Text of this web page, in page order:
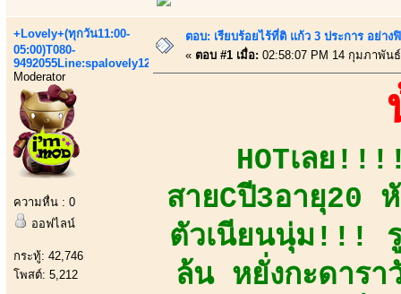
+Lovely+(ทุกวัน11:00-
05:00)T080-
9492055Line:spalovely123
Moderator
ความหื่น : 0
ออฟไลน์
กระทู้: 42,746
โพสต์: 5,212
ตอบ: เรียบร้อยไร้ที่ติ แก้ว 3 ประการ อย่า
« ตอบ #1 เมื่อ: 02:58:07 PM 14 กุมภาพัน
HOTเลย
สายCปี3อายุ20
ตัวเนียนนุ่ม!!! รู
ล้น หยั่งกะดาร